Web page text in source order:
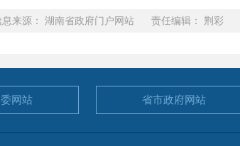
息来源： 湖南省政府门户网站 责任编辑： 荆彩
网站 省市政府网站